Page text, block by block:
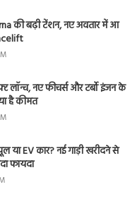
की बढ़ी टेंशन, नए अवतार में आ
लॉन्च, नए फीचर्स और टर्बो इंजन के
है कीमत
या EV कार? नई गाड़ी खरीदने से
फायदा